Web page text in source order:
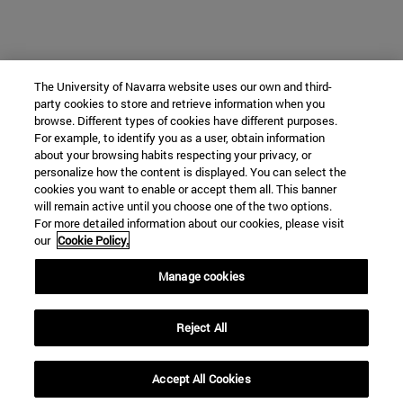
The University of Navarra website uses our own and third-
party cookies to store and retrieve information when you
browse. Different types of cookies have different purposes.
For example, to identify you as a user, obtain information
about your browsing habits respecting your privacy, or
personalize how the content is displayed. You can select the
cookies you want to enable or accept them all. This banner
will remain active until you choose one of the two options.
For more detailed information about our cookies, please visit
our Cookie Policy.
Manage cookies
Reject All
Accept All Cookies